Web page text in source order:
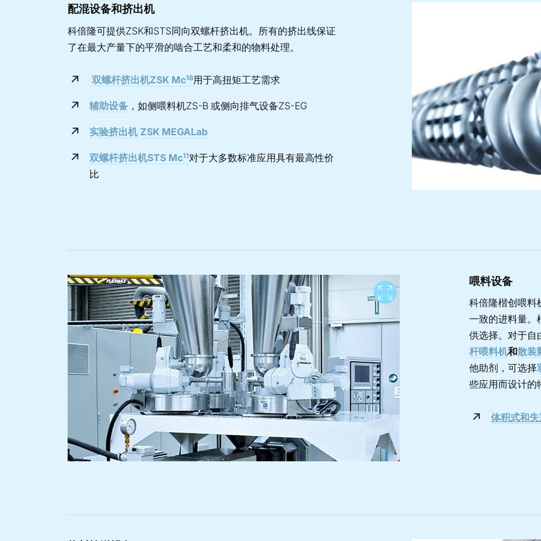
配混设备和挤出机
科倍隆可提供ZSK和STS同向双螺杆挤出机。所有的挤出线保证
了在最大产量下的平滑的啮合工艺和柔和的物料处理。
双螺杆挤出机ZSK Mc18用于高扭矩工艺需求
辅助设备 ，如侧喂料机ZS-B 或侧向排气设备ZS-EG
实验挤出机 ZSK MEGALab
双螺杆挤出机STS Mc11对于大多数标准应用具有最高性价
比
喂料设备
科倍隆楷创喂料
一致的进料量。
供选择。对于自
杆喂料机和散装
他助剂，可选择
些应用而设计的
体积式和